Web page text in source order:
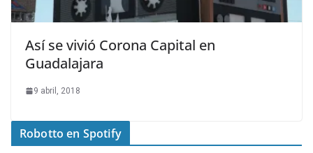
Así se vivió Corona Capital en
Guadalajara
9 abril, 2018
Robotto en Spotify